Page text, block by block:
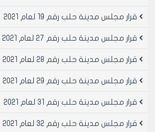
الدكتور المهندس محمد
قرار مجلس مدينة حلب رقم 19 لعام 2021
قرار مجلس مدينة حلب رقم 27 لعام 2021
قرار مجلس مدينة حلب رقم 28 لعام 2021
قرار مجلس مدينة حلب رقم 29 لعام 2021
قرار مجلس مدينة حلب رقم 31 لعام 2021
قرار مجلس مدينة حلب رقم 32 لعام 2021